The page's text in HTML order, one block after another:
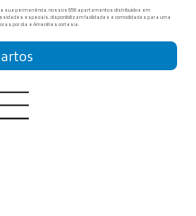
sua permanência, nossos 656 apartamentos distribuídos em
especiais, disponibilizam facilidades e comodidades para uma
por dia e Amenities cortesia.